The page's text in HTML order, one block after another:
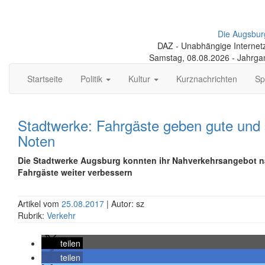
Die
DAZ - Unabhängige
Samstag, 08.08.2026 -
Startseite
Politik Kultur Kurznachrichten
Stadtwerke: Fahrgäste geben gute
Noten
Die Stadtwerke Augsburg konnten ihr Nahverkehrsangebot
Fahrgäste weiter verbessern
Artikel vom 25.08.2017 | Autor: sz
Rubrik: Verkehr
teilen
teilen